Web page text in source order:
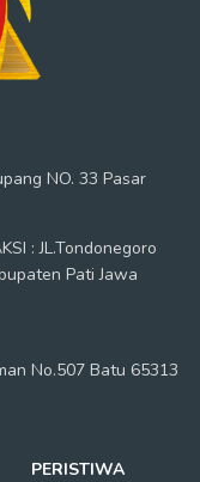
NO. 33 Pasar
: JL.Tondonegoro
Pati Jawa
No.507 Batu 65313
PERISTIWA